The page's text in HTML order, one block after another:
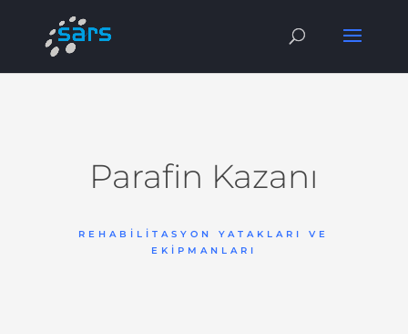
Parafin Kazanı
REHABILITASYON YATAKLARI VE
EKIPMANLARI